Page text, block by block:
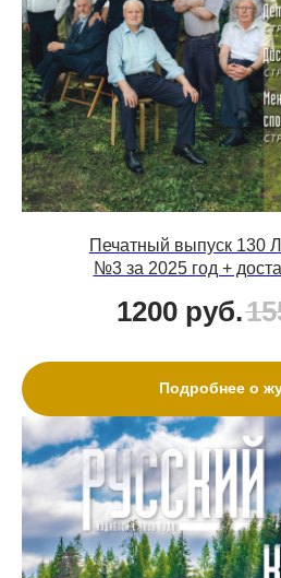
Печатный выпуск
№3 за 2025 год +
1200 руб.
Подробнее о